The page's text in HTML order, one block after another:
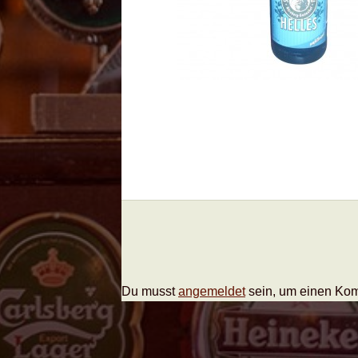
Du musstangemeldetsein, um einen